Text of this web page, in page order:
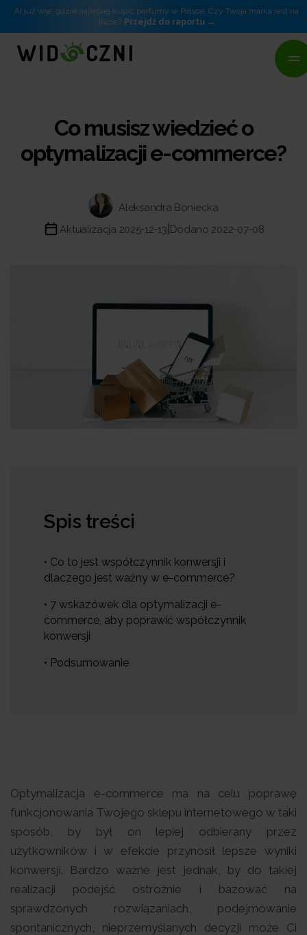
AI już wie, gdzie najlepiej kupić perfumy w Polsce. Czy Twoja marka jest na
liście? Przejdź do raportu
Co musisz wiedzieć o
optymalizacji e-commerce?
Aleksandra Boniecka
Aktualizacja 2025-12-13 Dodano 2022-07-08
Spis treści
• Co to jest współczynnik konwersji i
dlaczego jest ważny w e-commerce?
• 7 wskazówek dla optymalizacji e-
commerce, aby poprawić współczynnik
konwersji
• Podsumowanie
Optymalizacja e-commerce ma na celu poprawę
funkcjonowania Twojego sklepu internetowego w taki
sposób, by był on lepiej odbierany przez
użytkowników i w efekcie przynosił lepsze wyniki
konwersji. Bardzo ważne jest jednak, by do takiej
realizacji podejść ostrożnie i bazować na
sprawdzonych rozwiązaniach, podejmowanie
spontanicznych, nieprzemyślanych decyzji może Ci